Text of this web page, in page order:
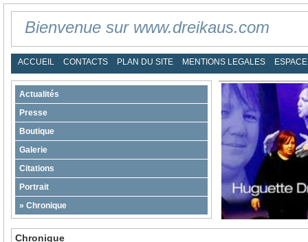
Bienvenue sur www.dreikaus.com
ACCUEIL CONTACTS PLAN DU SITE MENTIONS LEGALES
Actualités
Presse
Boutique
Galerie
Citations
Portrait
» Chronique
Chronique